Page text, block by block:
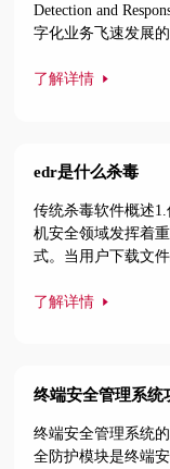
Detection and
字化业务飞速发展
攻击等高级威胁层
了解详情
edr是什么杀毒
传统杀毒软件概述
机安全领域发挥着
式。当用户下载文
若发现匹配项，就
了解详情
终端安全管理系统
终端安全管理系统
全防护模块是终端